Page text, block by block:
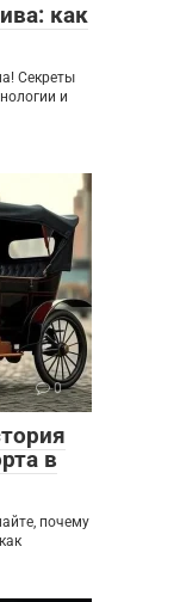
как
Секреты
и
0
в
почему